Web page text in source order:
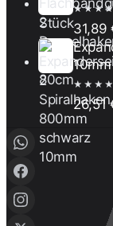
31,89
10mm
26,51